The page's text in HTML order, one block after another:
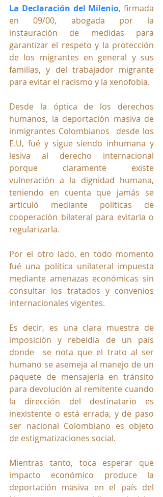
La Declaración del Milenio, firmada
en 09/00, abogada por la
instauración de medidas para
garantizar el respeto y la protección
de los migrantes en general y sus
familias, y del trabajador migrante
para evitar el racismo y la xenofobia.
Desde la óptica de los derechos
humanos, la deportación masiva de
inmigrantes Colombianos  desde los
E.U, fué y sigue siendo inhumana y
lesiva al derecho internacional
porque claramente existe
vulneración a la dignidad humana,
teniendo en cuenta que jamás se
articuló mediante políticas de
cooperación bilateral para evitarla o
regularizarla.
Por el otro lado, en todo momento
fué una política unilateral impuesta
mediante amenazas económicas sin
consultar los tratados y convenios
internacionales vigentes.
Es decir, es una clara muestra de
imposición y rebeldía de un país
donde  se nota que el trato al ser
humano se asemeja al manejo de un
paquete de mensajería en tránsito
para devolución al remitente cuando
la dirección del destinatario es
inexistente o está errada, y de paso
ser nacional Colombiano es objeto
de estigmatizaciones social.
Mientras tanto, toca esperar que
impacto económico produce la
deportación masiva en el país del